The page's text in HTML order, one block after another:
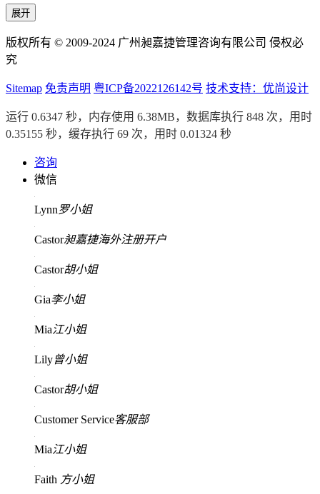
展开
版权所有 © 2009-2024 广州昶嘉捷管理咨询有限公司 侵权必
究
Sitemap 免责声明 粤ICP备2022126142号 技术支持：优尚设计
运行 0.6347 秒，内存使用 6.38MB，数据库执行 848 次，用时
0.35155 秒，缓存执行 69 次，用时 0.01324 秒
咨询
微信
Lynn罗小姐
Castor昶嘉捷海外注册开户
Castor胡小姐
Gia李小姐
Mia江小姐
Lily曾小姐
Castor胡小姐
Customer Service客服部
Mia江小姐
Faith 方小姐